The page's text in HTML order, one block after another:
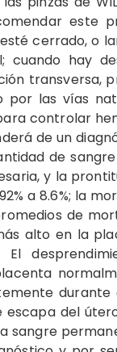
este
cerrado, o
hay
transversa,
las vías
controlar
de un
de
y la
a 8.6%; la
de
alto en la
El
durante
escapa del
sangre